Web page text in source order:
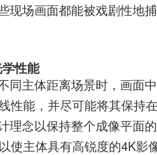
现场画面都能被戏剧性地
性能
同主体距离场景时，画面
性能，并尽可能将其保持
理念以保持整个成像平面
使主体具有高锐度的4K影